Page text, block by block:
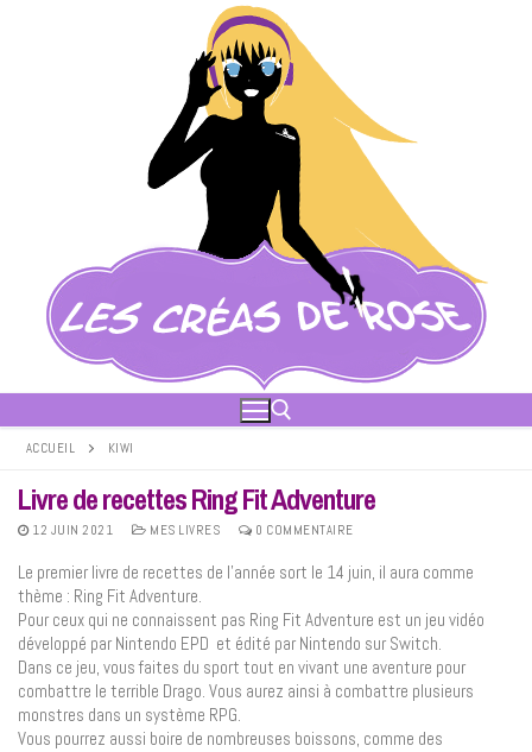
ACCUEIL KIWI
Livre de recettes Ring Fit Adventure
12 JUIN 2021 MES LIVRES 0 COMMENTAIRE
Le premier livre de recettes de l’année sort le 14 juin, il aura comme
thème : Ring Fit Adventure.
Pour ceux qui ne connaissent pas Ring Fit Adventure est un jeu vidéo
développé par Nintendo EPD et édité par Nintendo sur Switch.
Dans ce jeu, vous faites du sport tout en vivant une aventure pour
combattre le terrible Drago. Vous aurez ainsi à combattre plusieurs
monstres dans un système RPG.
Vous pourrez aussi boire de nombreuses boissons, comme des